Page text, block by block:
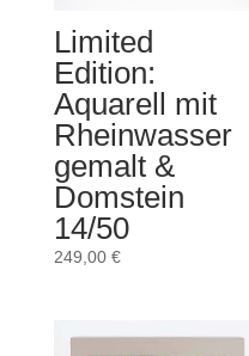
Limited
Edition:
Aquarell mit
Rheinwasser
gemalt &
Domstein
14/50
249,00 €